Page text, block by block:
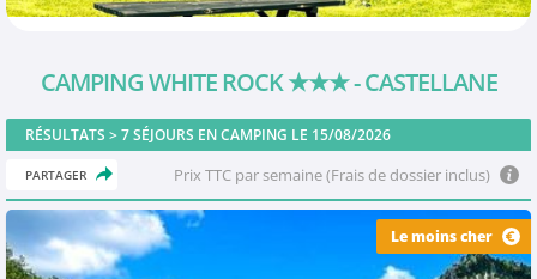
CAMPING WHITE ROCK★★★- CASTELLANE
RÉSULTATS >7SÉJOURS EN CAMPING LE 15/08/2026
PARTAGER Prix TTC par semaine (Frais de dossier inclus)
Le moins cher